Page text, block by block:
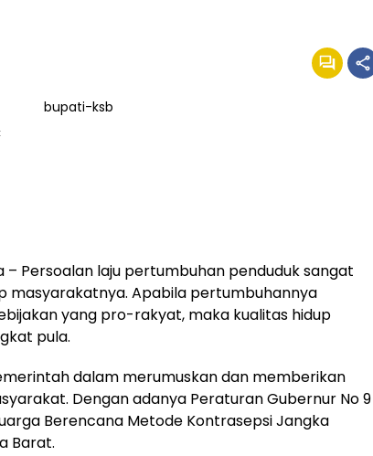
– Persoalan laju pertumbuhan penduduk sangat
masyarakatnya. Apabila pertumbuhannya
yang pro-rakyat, maka kualitas hidup
pula.
dalam merumuskan dan memberikan
Dengan adanya Peraturan Gubernur No 9
Berencana Metode Kontrasepsi Jangka
Barat.